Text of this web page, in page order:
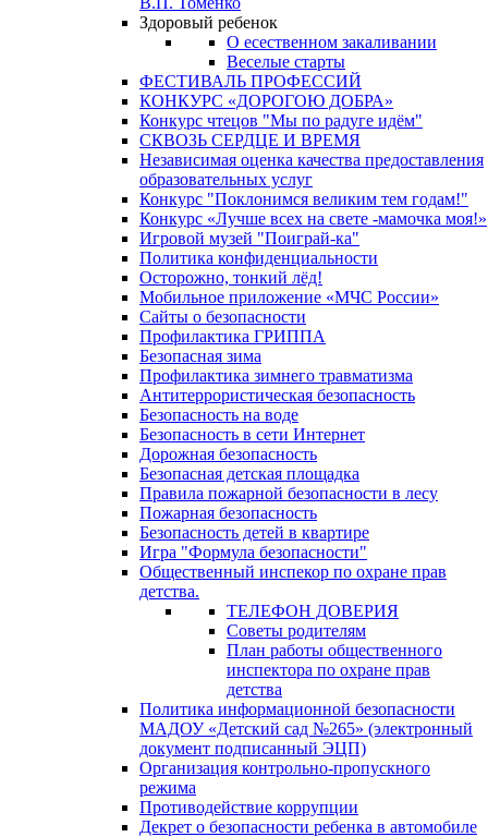
Здоровый ребенок
О есественном закаливании
Веселые старты
ФЕСТИВАЛЬ ПРОФЕССИЙ
КОНКУРС «ДОРОГОЮ ДОБРА»
Конкурс чтецов "Мы по радуге идём"
СКВОЗЬ СЕРДЦЕ И ВРЕМЯ
Независимая оценка качества предоставления
образовательных услуг
Конкурс "Поклонимся великим тем годам!"
Конкурс «Лучше всех на свете -мамочка моя!»
Игровой музей "Поиграй-ка"
Политика конфиденциальности
Осторожно, тонкий лёд!
Мобильное приложение «МЧС России»
Сайты о безопасности
Профилактика ГРИППА
Безопасная зима
Профилактика зимнего травматизма
Антитеррористическая безопасность
Безопасность на воде
Безопасность в сети Интернет
Дорожная безопасность
Безопасная детская площадка
Правила пожарной безопасности в лесу
Пожарная безопасность
Безопасность детей в квартире
Игра "Формула безопасности"
Общественный инспекор по охране прав
детства.
ТЕЛЕФОН ДОВЕРИЯ
Советы родителям
План работы общественного
инспектора по охране прав
детства
Политика информационной безопасности
МАДОУ «Детский сад №265» (электронный
документ подписанный ЭЦП)
Организация контрольно-пропускного
режима
Противодействие коррупции
Декрет о безопасности ребенка в автомобиле